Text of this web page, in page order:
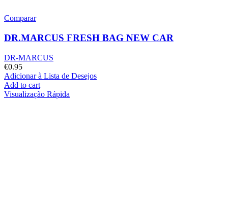
Comparar
DR.MARCUS FRESH BAG NEW CAR
DR-MARCUS
€0.95
Adicionar à Lista de Desejos
Add to cart
Visualização Rápida